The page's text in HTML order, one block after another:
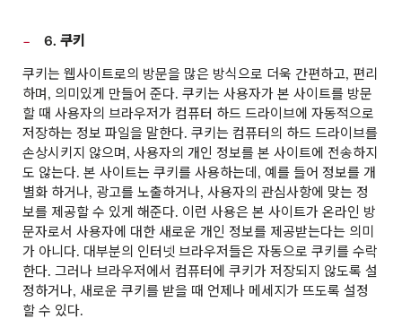
6. 쿠키
쿠키는 웹사이트로의 방문을 많은 방식으로 더욱 간편하고, 편리
하며, 의미있게 만들어 준다. 쿠키는 사용자가 본 사이트를 방문
할 때 사용자의 브라우저가 컴퓨터 하드 드라이브에 자동적으로
저장하는 정보 파일을 말한다. 쿠키는 컴퓨터의 하드 드라이브를
손상시키지 않으며, 사용자의 개인 정보를 본 사이트에 전송하지
도 않는다. 본 사이트는 쿠키를 사용하는데, 예를 들어 정보를 개
별화 하거나, 광고를 노출하거나, 사용자의 관심사항에 맞는 정
보를 제공할 수 있게 해준다. 이런 사용은 본 사이트가 온라인 방
문자로서 사용자에 대한 새로운 개인 정보를 제공받는다는 의미
가 아니다. 대부분의 인터넷 브라우저들은 자동으로 쿠키를 수락
한다. 그러나 브라우저에서 컴퓨터에 쿠키가 저장되지 않도록 설
정하거나, 새로운 쿠키를 받을 때 언제나 메세지가 뜨도록 설정
할 수 있다.